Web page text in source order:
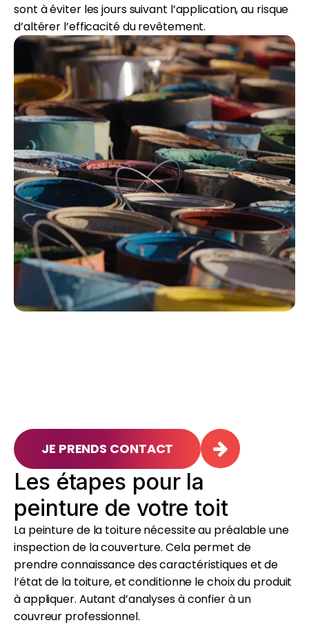
sont à éviter les jours suivant l’application, au risque
d’altérer l’efficacité du revêtement.
Les étapes pour la
peinture de votre toit
JE PRENDS CONTACT
La peinture de la toiture nécessite au préalable une
inspection de la couverture. Cela permet de
prendre connaissance des caractéristiques et de
l’état de la toiture, et conditionne le choix du produit
à appliquer. Autant d’analyses à confier à un
couvreur professionnel.